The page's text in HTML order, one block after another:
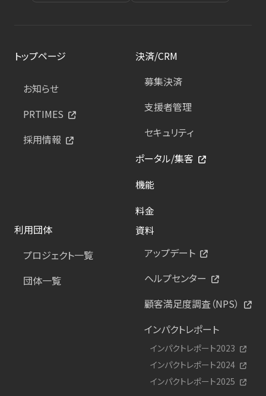
トップページ
お知らせ
PRTIMES
採用情報
決済/CRM
募集決済
支援者管理
セキュリティ
ポータル/集客
機能
料金
利用団体
プロジェクト一覧
団体一覧
資料
アップデート
ヘルプセンター
顧客満足度調査（NPS）
インパクトレポート
インパクトレポート2023
インパクトレポート2024
インパクトレポート2025